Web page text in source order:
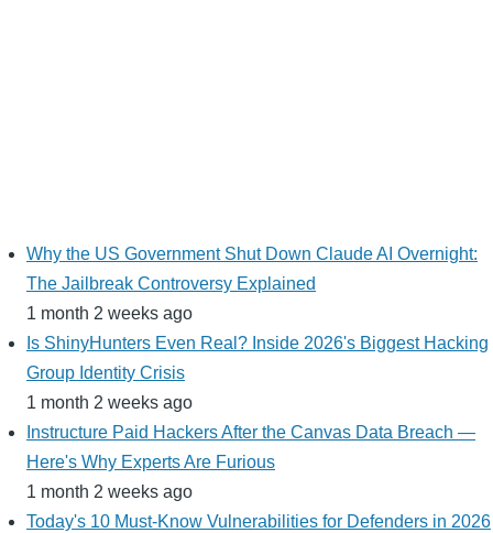
Why the US Government Shut Down Claude AI Overnight:
The Jailbreak Controversy Explained
1 month 2 weeks ago
Is ShinyHunters Even Real? Inside 2026's Biggest Hacking
Group Identity Crisis
1 month 2 weeks ago
Instructure Paid Hackers After the Canvas Data Breach —
Here's Why Experts Are Furious
1 month 2 weeks ago
Today's 10 Must-Know Vulnerabilities for Defenders in 2026